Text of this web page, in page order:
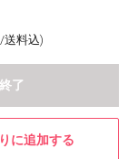
送料込)
了
に追加する